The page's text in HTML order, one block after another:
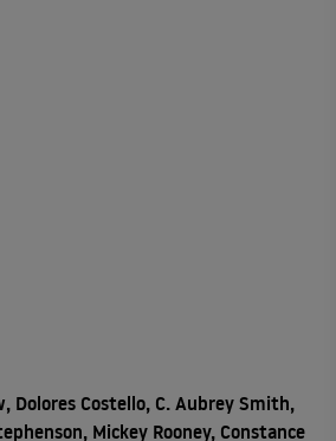
Dolores Costello, C. Aubrey Smith,
Mickey Rooney, Constance